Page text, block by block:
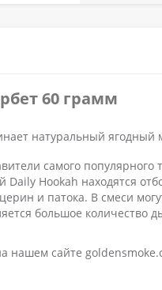
60 грамм
натуральный ягодный
самого популярного
Hookah находятся
и патока. В смеси
большое количество
нашем сайте